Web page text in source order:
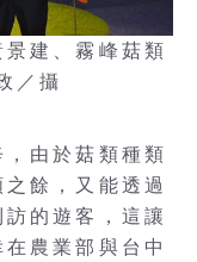
建、霧峰菇類
／攝
由於菇類種類
餘，又能透過
的遊客，這讓
農業部與台中